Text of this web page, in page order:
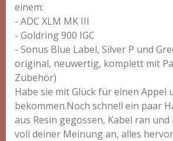
einem:
- ADC XLM MK III
- Goldring 900 IGC
- Sonus Blue Label, Silver P und
original, neuwertig, komplett mit
Zubehör)
Habe sie mit Glück für einen Appel
bekommen.Noch schnell ein paar
aus Resin gegossen, Kabel ran und
voll deiner Meinung an, alles